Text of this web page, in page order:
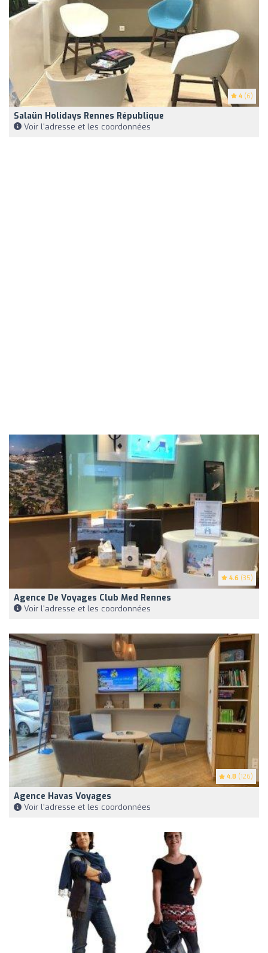
4 (6)
Salaün Holidays Rennes République
Voir l'adresse et les coordonnées
4.6 (35)
Agence De Voyages Club Med Rennes
Voir l'adresse et les coordonnées
4.8 (126)
Agence Havas Voyages
Voir l'adresse et les coordonnées